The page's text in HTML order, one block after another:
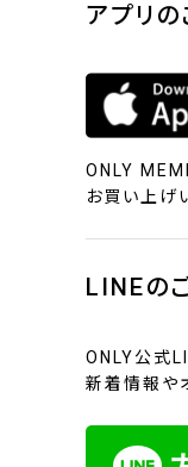
アプリ
ONLY
お買い上げ
LINEの
ONLY公式
新着情報や